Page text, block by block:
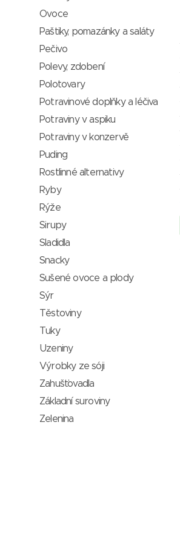
Ovoce
Paštiky, pomazánky a saláty
Pečivo
Polevy, zdobení
Polotovary
Potravinové doplňky a léčiva
Potraviny v aspiku
Potraviny v konzervě
Puding
Rostlinné alternativy
Ryby
Rýže
Sirupy
Sladidla
Snacky
Sušené ovoce a plody
Sýr
Těstoviny
Tuky
Uzeniny
Výrobky ze sóji
Zahušťovadla
Základní suroviny
Zelenina